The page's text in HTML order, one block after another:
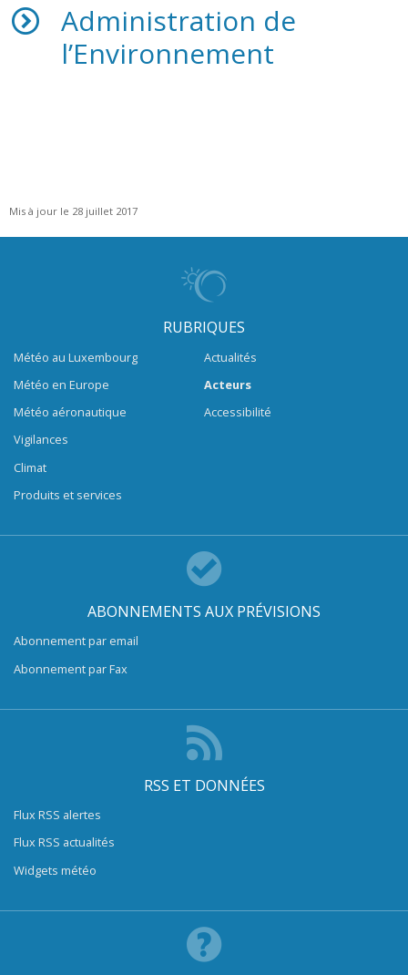
Administration de
l’Environnement
Mis à jour le 28 juillet 2017
RUBRIQUES
Météo au Luxembourg
Météo en Europe
Météo aéronautique
Vigilances
Climat
Produits et services
Actualités
Acteurs
Accessibilité
ABONNEMENTS AUX PRÉVISIONS
Abonnement par email
Abonnement par Fax
RSS ET DONNÉES
Flux RSS alertes
Flux RSS actualités
Widgets météo